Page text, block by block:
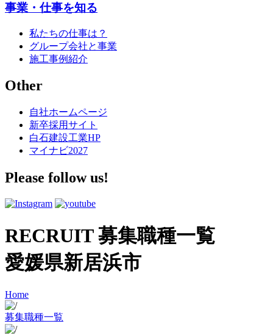
事業・仕事を知る
私たちの仕事は？
グループ会社と事業
施工事例紹介
Other
自社ホームページ
新卒採用サイト
白石建設工業HP
マイナビ2027
Please follow us!
RECRUIT 募集職種一覧
愛媛県新居浜市
Home
募集職種一覧